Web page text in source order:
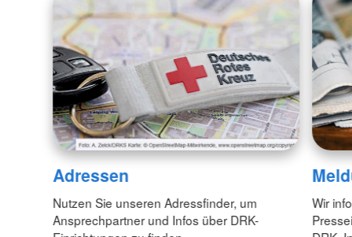
Adressen
Nutzen Sie unseren Adressfinder, um
Ansprechpartner und Infos über DRK-
Wir